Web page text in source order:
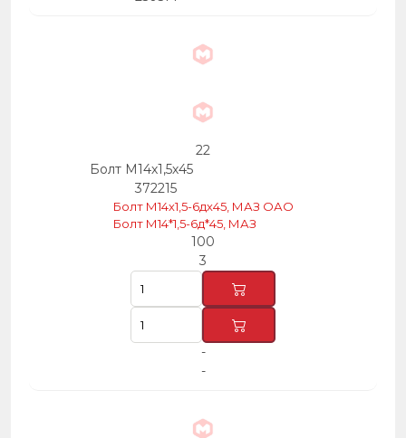
22
Болт М14х1,5х45
372215
Болт М14х1,5-6дх45, МАЗ ОАО
Болт М14*1,5-6д*45, МАЗ
100
3
-
-